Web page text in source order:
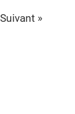
Suivant »